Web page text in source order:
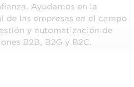
Ayudamos en la
las empresas en el campo
y automatización de
B2B, B2G y B2C.